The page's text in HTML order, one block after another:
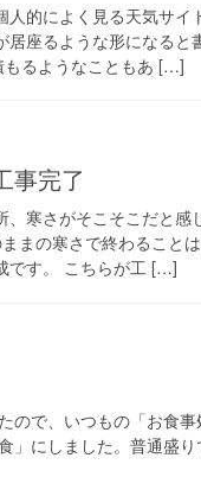
的によく見る天気サイ
座るような形になると
もるようなこともあ […]
完了
寒さがそこそこだと感
まの寒さで終わることは
です。 こちらが工 […]
ので、いつもの「お食
」にしました。普通盛